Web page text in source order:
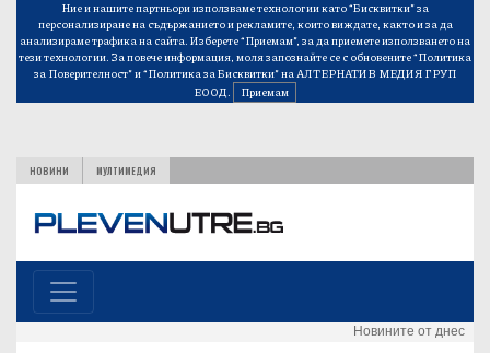
Ние и нашите партньори използваме технологии като “Бисквитки” за
персонализиране на съдържанието и рекламите, които виждате, както и за да
анализираме трафика на сайта. Изберете “Приемам”, за да приемете използването на
тези технологии. За повече информация, моля запознайте се с обновените“Политика
за Поверителност”и“Политика за Бисквитки”на АЛТЕРНАТИВ МЕДИЯ ГРУП
ЕООД.
Приемам
НОВИНИ МУЛТИМЕДИЯ
Новините от днес